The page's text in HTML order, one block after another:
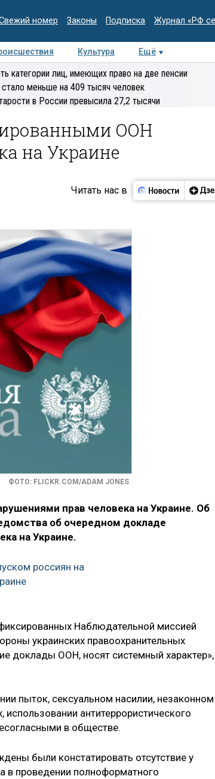
номер Законы Подписка Журнал «РФ
Культура
Ещё
Интервью Колумнисты
категории лиц, имеющих право на две пенсии
меньше на 409 тысяч человек
в России превысила 27,2 тысячи
ООН
на Украине
Читать нас в
ФОТО: FLICKR.COM/ADAM JONES
прав человека на Украине. Об
об очередном докладе
на Украине.
россиян на
Наблюдательной миссией
украинских правоохранительных
доклады ООН, носят системный
пыток, сексуальном насилии, незаконном
антитеррористического
в обществе.
были констатировать отсутствие у
в проведении полноформатного